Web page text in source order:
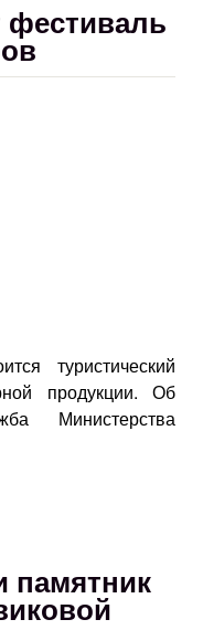
туристический
продукции. Об
Министерства
памятник